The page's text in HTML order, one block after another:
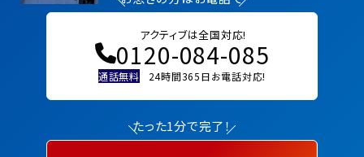
アクティブは全国対応!
0120-084-085
通話無料 24時間365日お電話対応!
たった1分で完了！